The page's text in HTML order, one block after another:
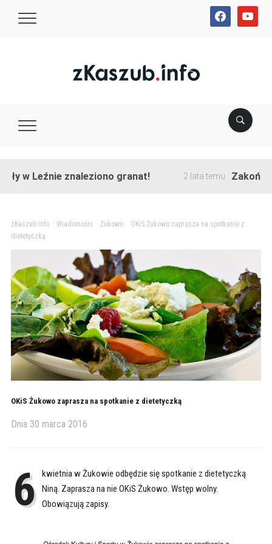
facebookyoutube
Leźnie znaleziono granat! 2 lata temu Zakończono
zKaszub.info> Wiadomości Żukowo> OKiS Żukowo zaprasza na spotkanie z
dietetyczką
OKiS Żukowo zaprasza na spotkanie z dietetyczką
Dnia 30 marca 2016
6 kwietnia w Żukowie odbędzie się spotkanie z dietetyczką
Niną. Zaprasza na nie OKiS Żukowo. Wstęp wolny.
Obowiązują zapisy.